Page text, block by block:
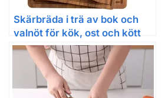
Skärbräda i trä av bok och
valnöt för kök, ost och kött